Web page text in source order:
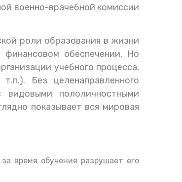
военно-врачебной комиссии
роли образования в жизни
обеспечении. Но
учебного процесса,
т.п.). Без целенаправленного
пололичностными
показывает вся мировая
за время обучения разрушает его